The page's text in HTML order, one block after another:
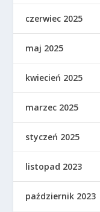
czerwiec 2025
maj 2025
kwiecień 2025
marzec 2025
styczeń 2025
listopad 2023
październik 2023